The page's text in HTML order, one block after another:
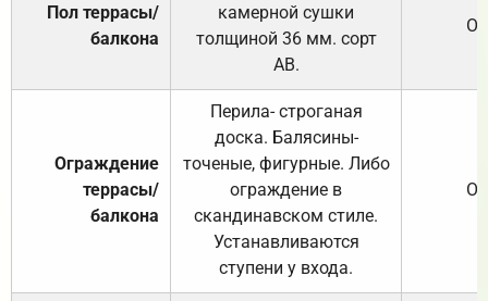
Пол террасы/
балкона
камерной сушки
толщиной 36 мм. сорт
АВ.
Ограждение
террасы/
балкона
Перила- строганая
доска. Балясины-
точеные, фигурные. Либо
ограждение в
скандинавском стиле.
Устанавливаются
ступени у входа.